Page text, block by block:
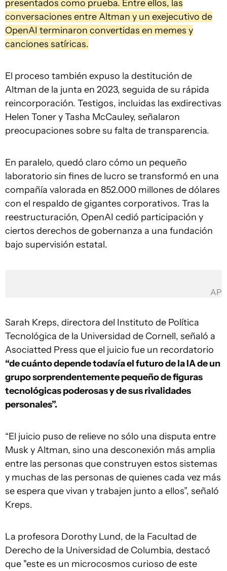
presentados como prueba. Entre ellos, las
conversaciones entre Altman y un exejecutivo de
OpenAI terminaron convertidas en memes y
canciones satíricas.
El proceso también expuso la destitución de
Altman de la junta en 2023, seguida de su rápida
reincorporación. Testigos, incluidas las exdirectivas
Helen Toner y Tasha McCauley, señalaron
preocupaciones sobre su falta de transparencia.
En paralelo, quedó claro cómo un pequeño
laboratorio sin fines de lucro se transformó en una
compañía valorada en 852.000 millones de dólares
con el respaldo de gigantes corporativos. Tras la
reestructuración, OpenAI cedió participación y
ciertos derechos de gobernanza a una fundación
bajo supervisión estatal.
AP
Sarah Kreps, directora del Instituto de Política
Tecnológica de la Universidad de Cornell, señaló a
Asociatted Press que el juicio fue un recordatorio
“de cuánto depende todavía el futuro de la IA de un
grupo sorprendentemente pequeño de figuras
tecnológicas poderosas y de sus rivalidades
personales”.
“El juicio puso de relieve no sólo una disputa entre
Musk y Altman, sino una desconexión más amplia
entre las personas que construyen estos sistemas
y muchas de las personas de quienes cada vez más
se espera que vivan y trabajen junto a ellos”, señaló
Kreps.
La profesora Dorothy Lund, de la Facultad de
Derecho de la Universidad de Columbia, destacó
que "este es un microcosmos curioso de este